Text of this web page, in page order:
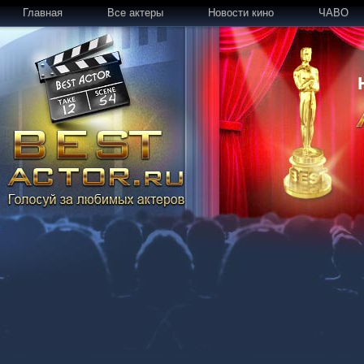
Главная Все актеры Новости кино ЧАВО